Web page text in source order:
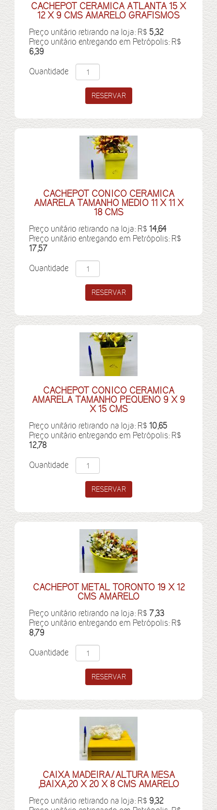
CACHEPOT CERAMICA ATLANTA 15 X
12 X 9 CMS AMARELO GRAFISMOS
Preço unitário retirando na loja: R$ 5,32
Preço unitário entregando em Petrópolis: R$
6,39
Quantidade
CACHEPOT CONICO CERAMICA
AMARELA TAMANHO MEDIO 11 X 11 X
18 CMS
Preço unitário retirando na loja: R$ 14,64
Preço unitário entregando em Petrópolis: R$
17,57
Quantidade
CACHEPOT CONICO CERAMICA
AMARELA TAMANHO PEQUENO 9 X 9
X 15 CMS
Preço unitário retirando na loja: R$ 10,65
Preço unitário entregando em Petrópolis: R$
12,78
Quantidade
CACHEPOT METAL TORONTO 19 X 12
CMS AMARELO
Preço unitário retirando na loja: R$ 7,33
Preço unitário entregando em Petrópolis: R$
8,79
Quantidade
CAIXA MADEIRA/ALTURA MESA
,BAIXA,20 X 20 X 8 CMS AMARELO
Preço unitário retirando na loja: R$ 9,32